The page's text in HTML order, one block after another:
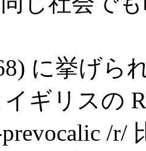
に挙げら
ギリスの
/r/